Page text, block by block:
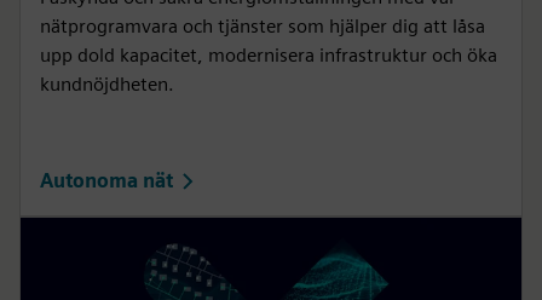
nätprogramvara och tjänster som hjälper dig att låsa
upp dold kapacitet, modernisera infrastruktur och öka
kundnöjdheten.
Autonoma nät